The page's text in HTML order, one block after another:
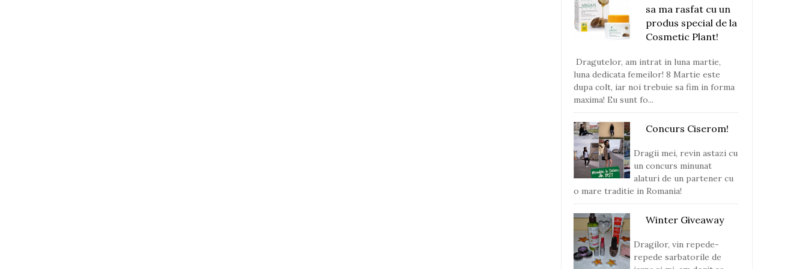
sa ma rasfat cu un
produs special de la
Cosmetic Plant!
Dragutelor, am intrat in luna martie,
luna dedicata femeilor! 8 Martie este
dupa colt, iar noi trebuie sa fim in forma
maxima! Eu sunt fo...
Concurs Ciserom!
Dragii mei, revin astazi cu
un concurs minunat
alaturi de un partener cu
o mare traditie in Romania!
Winter Giveaway
Dragilor, vin repede-
repede sarbatorile de